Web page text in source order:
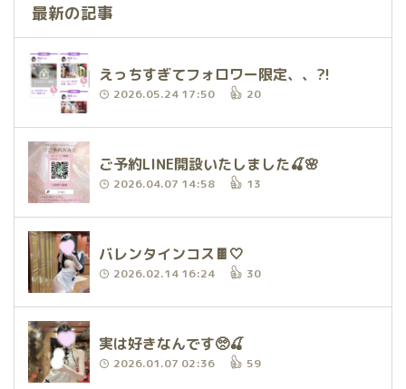
最新の記事
えっちすぎてフォロワー限定、、?!
2026.05.24 17:50 20
ご予約LINE開設いたしました🍒🌸
2026.04.07 14:58 13
バレンタインコス🍫🤍
2026.02.14 16:24 30
実は好きなんです🥺🍒
2026.01.07 02:36 59